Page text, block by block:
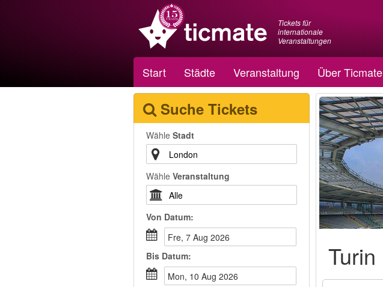
Tickets für
internationale
Veranstaltungen
Start Städte Veranstaltung Über Ticmate
Suche Tickets
Wähle Stadt
Wähle Veranstaltung
Von Datum:
Fre, 7 Aug 2026
Bis Datum:
Mon, 10 Aug 2026
Turin